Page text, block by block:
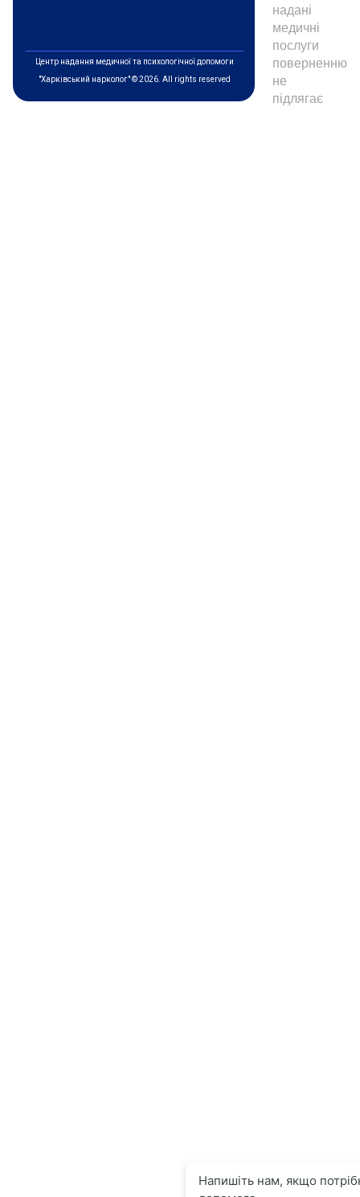
надані
медичні
послуги
поверненню
не
підлягає
Центр надання медичної та психологічної допомоги
"Харківський нарколог" © 2026. All rights reserved